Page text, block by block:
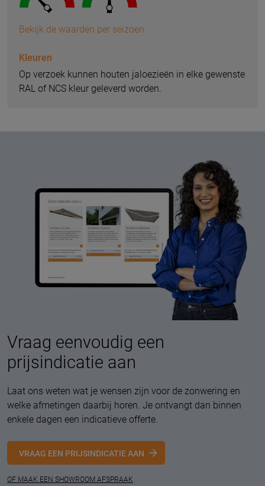
Bekijk de waarden per seizoen
Kleuren
Op verzoek kunnen houten jaloezieën in elke gewenste
RAL of NCS kleur geleverd worden.
Vraag eenvoudig een
prijsindicatie aan
Laat ons weten wat je wensen zijn voor de zonwering en
welke afmetingen daarbij horen. Je ontvangt dan binnen
enkele dagen een indicatieve offerte.
VRAAG EEN PRIJSINDICATIE AAN
OF MAAK EEN SHOWROOM AFSPRAAK